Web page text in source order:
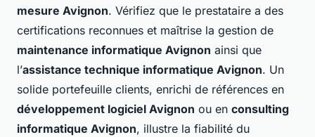
mesure Avignon. Vérifiez que le prestataire a des
certifications reconnues et maîtrise la gestion de
maintenance informatique Avignon ainsi que
l’assistance technique informatique Avignon. Un
solide portefeuille clients, enrichi de références en
développement logiciel Avignon ou en consulting
informatique Avignon, illustre la fiabilité du